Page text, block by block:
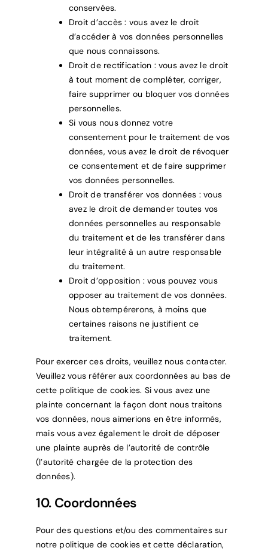
conservées.
Droit d’accès : vous avez le droit
d’accéder à vos données personnelles
que nous connaissons.
Droit de rectification : vous avez le droit
à tout moment de compléter, corriger,
faire supprimer ou bloquer vos données
personnelles.
Si vous nous donnez votre
consentement pour le traitement de vos
données, vous avez le droit de révoquer
ce consentement et de faire supprimer
vos données personnelles.
Droit de transférer vos données : vous
avez le droit de demander toutes vos
données personnelles au responsable
du traitement et de les transférer dans
leur intégralité à un autre responsable
du traitement.
Droit d’opposition : vous pouvez vous
opposer au traitement de vos données.
Nous obtempérerons, à moins que
certaines raisons ne justifient ce
traitement.
Pour exercer ces droits, veuillez nous contacter.
Veuillez vous référer aux coordonnées au bas de
cette politique de cookies. Si vous avez une
plainte concernant la façon dont nous traitons
vos données, nous aimerions en être informés,
mais vous avez également le droit de déposer
une plainte auprès de l’autorité de contrôle
(l’autorité chargée de la protection des
données).
10. Coordonnées
Pour des questions et/ou des commentaires sur
notre politique de cookies et cette déclaration,